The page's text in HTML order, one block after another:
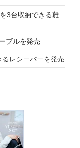
3台収納できる難
ブルを発売
レシーバーを発売